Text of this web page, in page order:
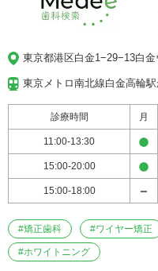
東京都港区白金1−29−13白
東京メトロ南北線白金高輪
診療時間 月
11:00-13:30
15:00-20:00
15:00-18:00
#矯正歯科 #ワイヤー矯正
#ホワイトニング